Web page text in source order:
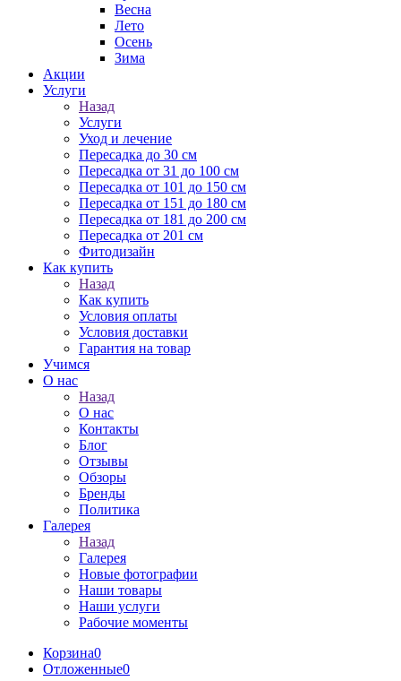
Весна
Лето
Осень
Зима
Акции
Услуги
Назад
Услуги
Уход и лечение
Пересадка до 30 см
Пересадка от 31 до 100 см
Пересадка от 101 до 150 см
Пересадка от 151 до 180 см
Пересадка от 181 до 200 см
Пересадка от 201 см
Фитодизайн
Как купить
Назад
Как купить
Условия оплаты
Условия доставки
Гарантия на товар
Учимся
О нас
Назад
О нас
Контакты
Блог
Отзывы
Обзоры
Бренды
Политика
Галерея
Назад
Галерея
Новые фотографии
Наши товары
Наши услуги
Рабочие моменты
Корзина0
Отложенные0